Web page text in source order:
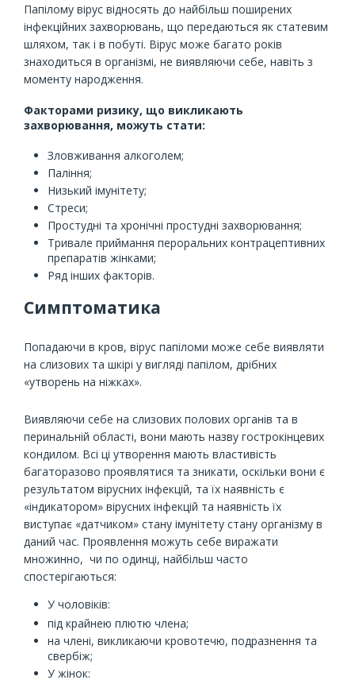
Папілому вірус відносять до найбільш поширених
інфекційних захворювань, що передаються як статевим
шляхом, так і в побуті. Вірус може багато років
знаходиться в організмі, не виявляючи себе, навіть з
моменту народження.
Факторами ризику, що викликають
захворювання, можуть стати:
Зловживання алкоголем;
Паління;
Низький імунітету;
Стреси;
Простудні та хронічні простудні захворювання;
Тривале приймання пероральних контрацептивних
препаратів жінками;
Ряд інших факторів.
Симптоматика
Попадаючи в кров, вірус папіломи може себе виявляти
на слизових та шкірі у вигляді папілом, дрібних
«утворень на ніжках».
Виявляючи себе на слизових полових органів та в
перинальній області, вони мають назву гострокінцевих
кондилом. Всі ці утворення мають властивість
багаторазово проявлятися та зникати, оскільки вони є
результатом вірусних інфекцій, та їх наявність є
«індикатором» вірусних інфекцій та наявність їх
виступає «датчиком» стану імунітету стану організму в
даний час. Проявлення можуть себе виражати
множинно, чи по одинці, найбільш часто
спостерігаються:
У чоловіків:
під крайнею плютю члена;
на члені, викликаючи кровотечю, подразнення та
свербіж;
У жінок: